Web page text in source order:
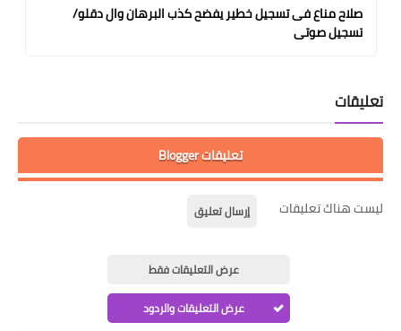
صلاح مناع فى تسجيل خطير يفضح كذب البرهان وال دقلو/
تسجيل صوتى
تعليقات
تعليقات Blogger
ليست هناك تعليقات إرسال تعليق
عرض التعليقات فقط
عرض التعليقات والردود